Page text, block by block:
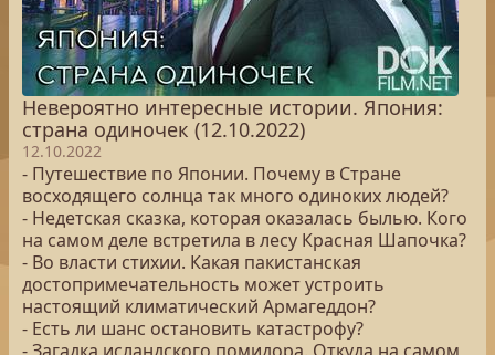
Невероятно интересные истории. Япония:
страна одиночек (12.10.2022)
12.10.2022
- Путешествие по Японии. Почему в Стране
восходящего солнца так много одиноких людей?
- Недетская сказка, которая оказалась былью. Кого
на самом деле встретила в лесу Красная Шапочка?
- Во власти стихии. Какая пакистанская
достопримечательность может устроить
настоящий климатический Армагеддон?
- Есть ли шанс остановить катастрофу?